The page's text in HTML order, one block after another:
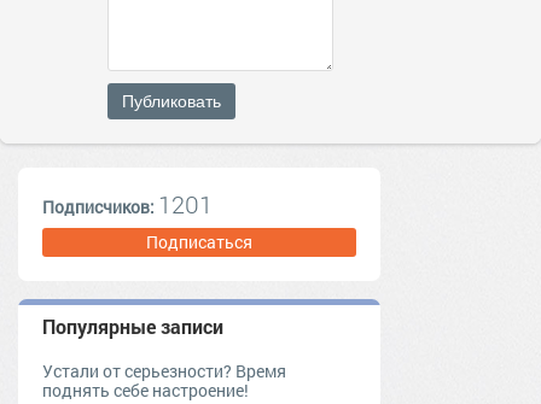
Публиковать
Подписчиков: 1201
Подписаться
Популярные записи
Устали от серьезности? Время
поднять себе настроение!